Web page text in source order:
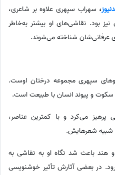
، سهراب سپهری علاوه بر شاعری،
بود. نقاشی‌های او بیشتر به‌خاطر
شناخته می‌شوند.
سپهری مجموعه درختان اوست.
سکوت و پیوند انسان با طبیعت است.
پرهیز می‌کرد و با کمترین عناصر،
شبیه شعرهایش.
هند باعث شد نگاه او به نقاشی به
در بعضی آثارش تأثیر خوشنویسی